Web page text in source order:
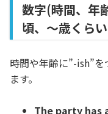
数字(時間、
頃、～歳くらい
時間や年齢に”-ish”
ます。
The party